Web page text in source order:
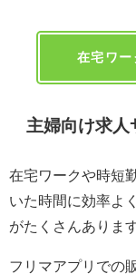
在宅ワー
主婦向け求人
在宅ワークや時短
いた時間に効率よ
がたくさんあります
フリマアプリでの